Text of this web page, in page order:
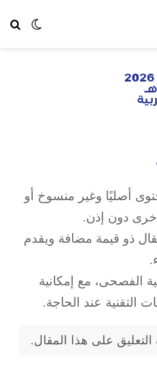
أصليًا وغير منسوخ أو
دون إذن.
ذو قيمة مضافة ويقدم
الفصحى، مع إمكانية
التقنية عند الحاجة.
التعليق على هذا المقال.